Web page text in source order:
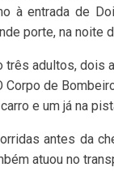
à entrada de
porte, na noite
três adultos, dois
Corpo de
e um já na
antes da
atuou no